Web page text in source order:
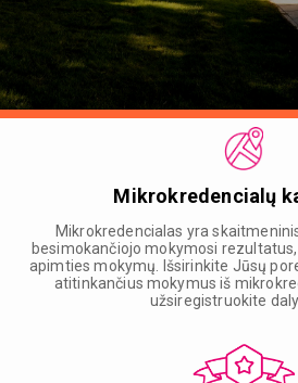
Mikrokredencialų
Mikrokredencialas yra
besimokančiojo mokymosi
apimties mokymų. Išsirinkite Jūsų
atitinkančius mokymus iš
užsiregistruokite